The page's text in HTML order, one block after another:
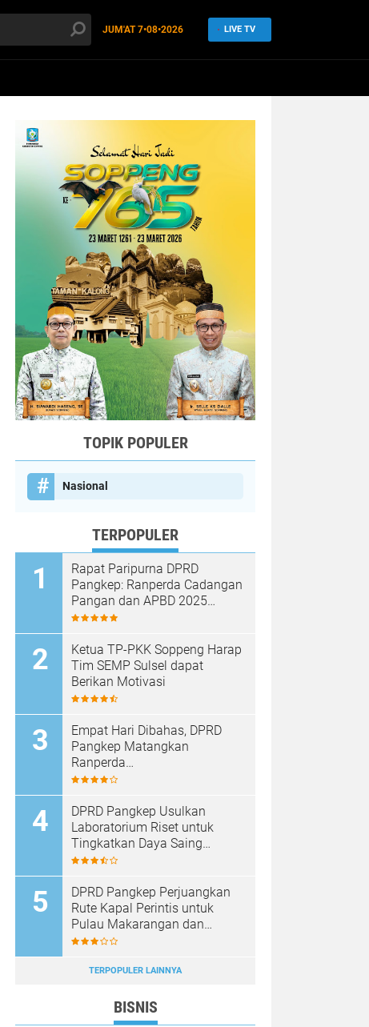
JUM'AT7•08•2026 LIVE TV
TOPIK POPULER
Nasional
TERPOPULER
Rapat Paripurna DPRD
Pangkep: Ranperda Cadangan
Pangan dan APBD 2025
Disetujui dengan Sejumlah
Ketua TP-PKK Soppeng Harap
Tim SEMP Sulsel dapat
Berikan Motivasi
Empat Hari Dibahas, DPRD
Pangkep Matangkan
Ranperda
Pertanggungjawaban APBD
DPRD Pangkep Usulkan
Laboratorium Riset untuk
Tingkatkan Daya Saing
Produk Unggulan
DPRD Pangkep Perjuangkan
Rute Kapal Perintis untuk
Pulau Makarangan dan
Langkoteang
TERPOPULER LAINNYA
BISNIS